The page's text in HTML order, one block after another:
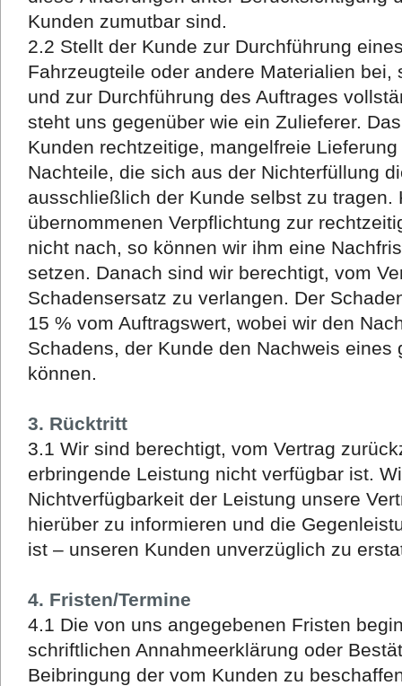
Kunden zumutbar sind.
2.2 Stellt der Kunde zur Durchführung
Fahrzeugteile oder andere Materialien
und zur Durchführung des Auftrages
steht uns gegenüber wie ein Zulieferer.
Kunden rechtzeitige, mangelfreie
Nachteile, die sich aus der Nichterfüllung
ausschließlich der Kunde selbst zu tragen.
übernommenen Verpflichtung zur
nicht nach, so können wir ihm eine
setzen. Danach sind wir berechtigt, vom
Schadensersatz zu verlangen. Der
15 % vom Auftragswert, wobei wir den
Schadens, der Kunde den Nachweis
können.
3. Rücktritt
3.1 Wir sind berechtigt, vom Vertrag
erbringende Leistung nicht verfügbar ist.
Nichtverfügbarkeit der Leistung unsere
hierüber zu informieren und die
ist – unseren Kunden unverzüglich zu
4. Fristen/Termine
4.1 Die von uns angegebenen Fristen
schriftlichen Annahmeerklärung oder
Beibringung der vom Kunden zu